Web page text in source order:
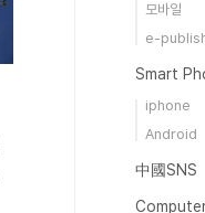
모바일
e-
Smart
iphone
Android
中國SNS